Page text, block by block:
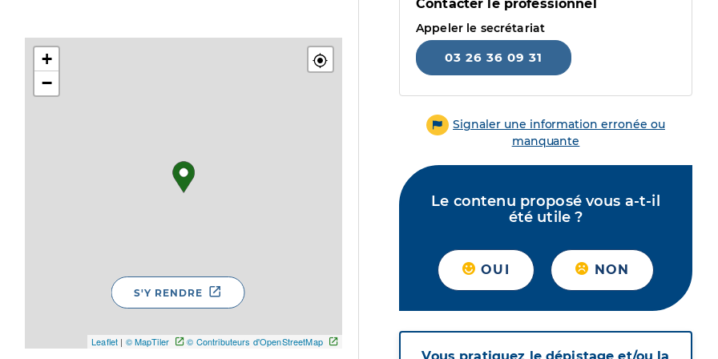
+
−
Leaflet | © MapTiler © Contributeurs d'OpenStreetMap
S'Y RENDRE
Contacter le professionnel
Appeler le secrétariat
03 26 36 09 31
Signaler une information erronée ou
manquante
Le contenu proposé vous a-t-il
été utile ?
OUI NON